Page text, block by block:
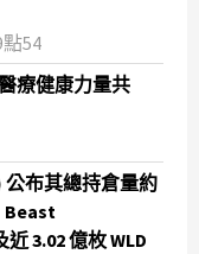
54
療健康力量共
公布其總持倉量約
Beast
3.02 億枚 WLD